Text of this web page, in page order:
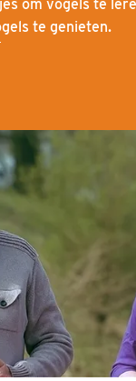
om vogels te
te genieten.